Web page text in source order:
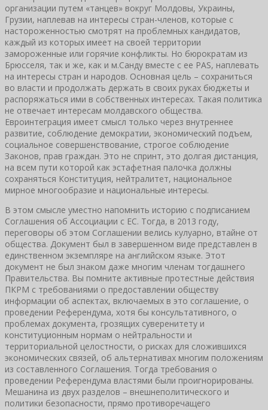
организации путем «танцев» вокруг Молдовы, Украины,
Грузии, наплевав на интересы стран-членов, которые с
настороженностью смотрят на проблемных кандидатов,
каждый из которых имеет на своей территории
замороженные или горячие конфликты. Но бюрократам из
Брюсселя, так и же, как и м.Санду вместе с ее PAS, наплевать
на интересы стран и народов. Основная цель – сохраниться
во власти и продолжать держать в своих руках бюджеты и
распоряжаться ими в собственных интересах. Такая политика
не отвечает интересам молдавского общества.
Евроинтеграция имеет смысл только через внутреннее
развитие, соблюдение демократии, экономический подъем,
социальное совершенствование, строгое соблюдение
Законов, прав граждан. Это не спринт, это долгая дистанция,
на всем пути которой как эстафетная палочка должны
сохраняться Конституция, нейтралитет, национальное
мирное многообразие и национальные интересы.
В этом смысле уместно напомнить историю с подписанием
Соглашения об Ассоциации с ЕС. Тогда, в 2013 году,
переговоры об этом Соглашении велись кулуарно, втайне от
общества. Документ был в завершенном виде представлен в
единственном экземпляре на английском языке. Этот
документ не был знаком даже многим членам тогдашнего
Правительства. Вы помните активные протестные действия
ПКРМ с требованиями о предоставлении обществу
информации об аспектах, включаемых в это соглашение, о
проведении Референдума, хотя бы консультативного, о
проблемах документа, грозящих суверенитету и
конституционным нормам о нейтральности и
территориальной целостности, о рисках для сложившихся
экономических связей, об альтернативах многим положениям
из составленного Соглашения. Тогда требования о
проведении Референдума властями были проигнорированы.
Мешанина из двух разделов – внешнеполитического и
политики безопасности, прямо противоречащего